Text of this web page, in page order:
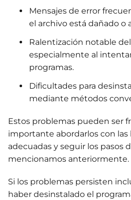
Mensajes de error
el archivo está dañado o
Ralentización notable
especialmente al
programas.
Dificultades para
mediante métodos
Estos problemas pueden ser
importante abordarlos con las
adecuadas y seguir los pasos
mencionamos anteriormente.
Si los problemas persisten
haber desinstalado el